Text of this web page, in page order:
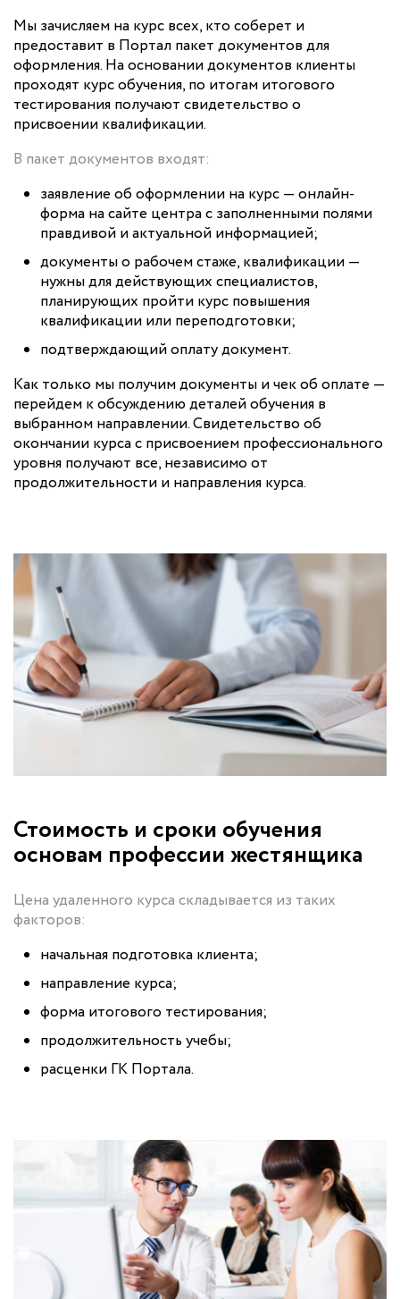
Мы зачисляем на курс всех, кто соберет и
предоставит в Портал пакет документов для
оформления. На основании документов клиенты
проходят курс обучения, по итогам итогового
тестирования получают свидетельство о
присвоении квалификации.
В пакет документов входят:
заявление об оформлении на курс — онлайн-
форма на сайте центра с заполненными полями
правдивой и актуальной информацией;
документы о рабочем стаже, квалификации —
нужны для действующих специалистов,
планирующих пройти курс повышения
квалификации или переподготовки;
подтверждающий оплату документ.
Как только мы получим документы и чек об оплате —
перейдем к обсуждению деталей обучения в
выбранном направлении. Свидетельство об
окончании курса с присвоением профессионального
уровня получают все, независимо от
продолжительности и направления курса.
Стоимость и сроки обучения
основам профессии жестянщика
Цена удаленного курса складывается из таких
факторов:
начальная подготовка клиента;
направление курса;
форма итогового тестирования;
продолжительность учебы;
расценки ГК Портала.